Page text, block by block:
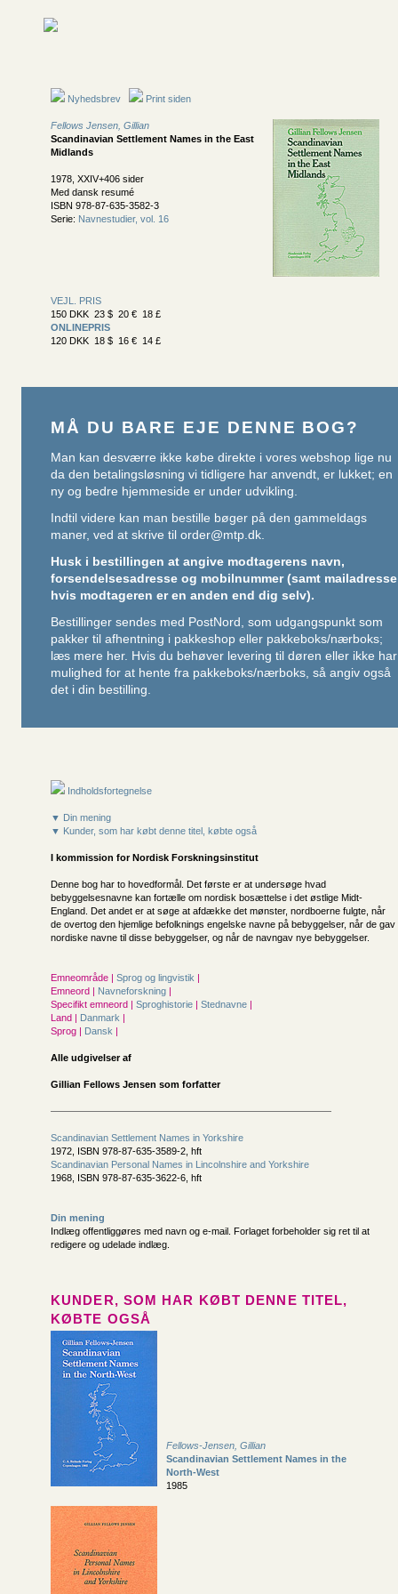
Nyhedsbrev Print siden
Fellows Jensen, Gillian
Scandinavian Settlement Names in the East
Midlands
1978, XXIV+406 sider
Med dansk resumé
ISBN 978-87-635-3582-3
Serie: Navnestudier, vol. 16
VEJL. PRIS
150 DKK 23 $ 20 € 18 £
ONLINEPRIS
120 DKK 18 $ 16 € 14 £
MÅ DU BARE EJE DENNE BOG?
Man kan desværre ikke købe direkte i vores webshop lige nu
da den betalingsløsning vi tidligere har anvendt, er lukket; en
ny og bedre hjemmeside er under udvikling.
Indtil videre kan man bestille bøger på den gammeldags
maner, ved at skrive til order@mtp.dk.
Husk i bestillingen at angive modtagerens navn,
forsendelsesadresse og mobilnummer (samt mailadresse
hvis modtageren er en anden end dig selv).
Bestillinger sendes med PostNord, som udgangspunkt som
pakker til afhentning i pakkeshop eller pakkeboks/nærboks;
læs mere her. Hvis du behøver levering til døren eller ikke har
mulighed for at hente fra pakkeboks/nærboks, så angiv også
det i din bestilling.
Indholdsfortegnelse
▼ Din mening
▼ Kunder, som har købt denne titel, købte også
I kommission forNordisk Forskningsinstitut
Denne bog har to hovedformål. Det første er at undersøge hvad
bebyggelsesnavne kan fortælle om nordisk bosættelse i det østlige Midt-
England. Det andet er at søge at afdække det mønster, nordboerne fulgte, når
de overtog den hjemlige befolknings engelske navne på bebyggelser, når de gav
nordiske navne til disse bebyggelser, og når de navngav nye bebyggelser.
Emneområde | Sprog og lingvistik |
Emneord | Navneforskning |
Specifikt emneord | Sproghistorie | Stednavne |
Land | Danmark |
Sprog | Dansk |
Alle udgivelser af
Gillian Fellows Jensen som forfatter
Scandinavian Settlement Names in Yorkshire
1972, ISBN 978-87-635-3589-2, hft
Scandinavian Personal Names in Lincolnshire and Yorkshire
1968, ISBN 978-87-635-3622-6, hft
Din mening
Indlæg offentliggøres med navn og e-mail. Forlaget forbeholder sig ret til at
redigere og udelade indlæg.
KUNDER, SOM HAR KØBT DENNE TITEL,
KØBTE OGSÅ
Fellows-Jensen, Gillian
Scandinavian Settlement Names in the
North-West
1985